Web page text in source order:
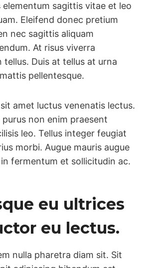
elementum sagittis vitae et leo
Eleifend donec pretium
nec sagittis aliquam
At risus viverra
tellus. Duis at tellus at urna
pellentesque.
amet luctus venenatis lectus.
non enim praesent
leo. Tellus integer feugiat
morbi. Augue mauris augue
fermentum et sollicitudin ac.
eu ultrices
eu lectus.
nulla pharetra diam sit. Sit